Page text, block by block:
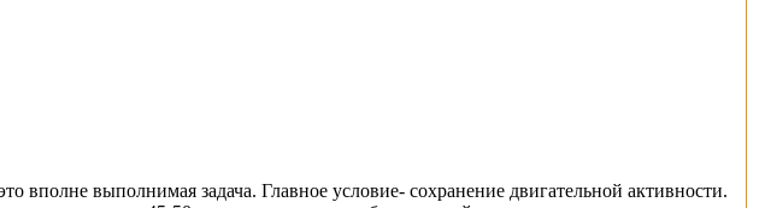
выполнимая задача. Главное условие- сохранение двигательной активности.